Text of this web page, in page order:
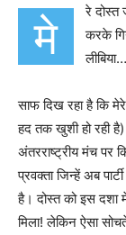
मे
रे
करके
लीबिया…
साफ दिख रहा है कि
हद तक खुशी हो रही है)
अंतरराष्ट्रीय मंच पर
प्रवक्ता जिन्हें अब
है। दोस्त को इस दशा
मिला! लेकिन ऐसा